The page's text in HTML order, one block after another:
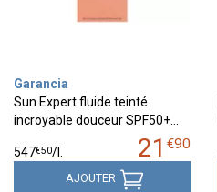
Garancia
Sun Expert fluide teinté
incroyable douceur SPF50+…
21 €90
547€50/
AJOUTER